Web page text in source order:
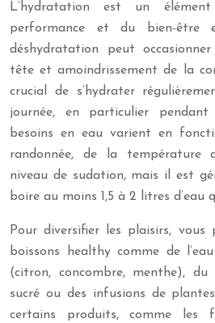
L’hydratation est un
performance et du bien-être
déshydratation peut
tête et amoindrissement de la
crucial de s’hydrater
journée, en particulier pendant
besoins en eau varient en
randonnée, de la
niveau de sudation, mais il est
boire au moins 1,5 à 2 litres d’eau
Pour diversifier les plaisirs,
boissons healthy comme de
(citron, concombre, menthe),
sucré ou des infusions de
certains produits, comme les